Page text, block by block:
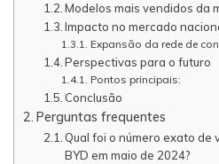
Modelos mais vendidos da
Impacto no mercado
Expansão da rede de
Perspectivas para o futuro
Pontos principais:
Conclusão
Perguntas frequentes
Qual foi o número exato de
BYD em maio de 2024?